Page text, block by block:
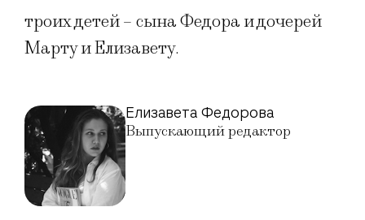
троих детей – сына Федора и дочерей
Марту и Елизавету.
Елизавета Федорова
Выпускающий редактор